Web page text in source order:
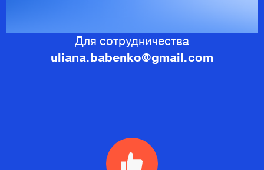
Для сотрудничества
uliana.babenko@gmail.com